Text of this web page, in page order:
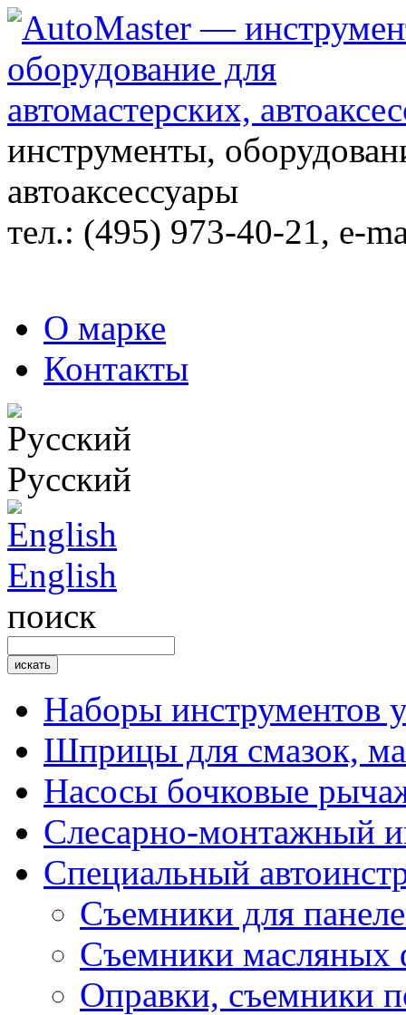
инструменты,
автоаксессуары
тел.: (495) 973-40-21, e-
О марке
Контакты
Русский
English
поиск
Наборы инструментов
Шприцы для смазок,
Насосы бочковые
Слесарно-монтажный
Специальный
Съемники для
Съемники масляных
Оправки, съемники